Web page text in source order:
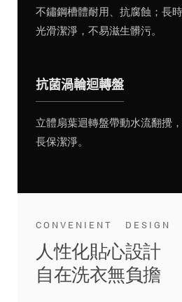
不鏽鋼槽體耐用、抗腐蝕；長
光滑潔淨，不易滋生髒污。
抗菌渦輪迴轉盤
立體扇葉迴轉盤帶動水流翻攪
長保潔淨。
CONVENIENT DESIGN
人性化貼心設計
自在洗衣無負擔